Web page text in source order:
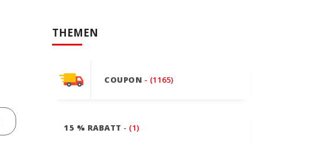
THEMEN
COUPON - (1165)
15 % RABATT - (1)